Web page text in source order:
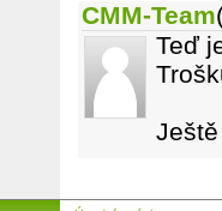
CMM-Team
Teď